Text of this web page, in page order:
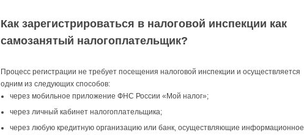
Как зарегистрироваться в налоговой инспекции как
самозанятый налогоплательщик?
Процесс регистрации не требует посещения налоговой инспекции и осуществляется
одним из следующих способов:
через мобильное приложение ФНС России «Мой налог»;
через личный кабинет налогоплательщика;
через любую кредитную организацию или банк, осуществляющие информационное